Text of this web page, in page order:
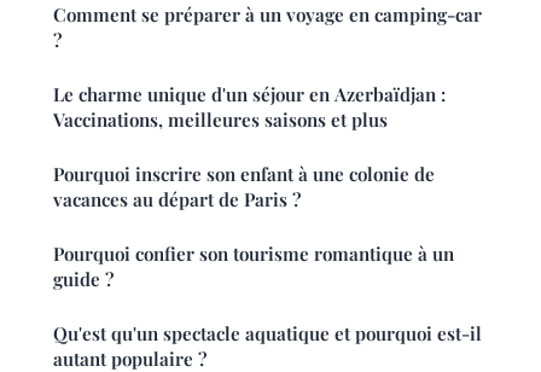
Comment se préparer à un voyage en camping-car
?
Le charme unique d'un séjour en Azerbaïdjan :
Vaccinations, meilleures saisons et plus
Pourquoi inscrire son enfant à une colonie de
vacances au départ de Paris ?
Pourquoi confier son tourisme romantique à un
guide ?
Qu'est qu'un spectacle aquatique et pourquoi est-il
autant populaire ?